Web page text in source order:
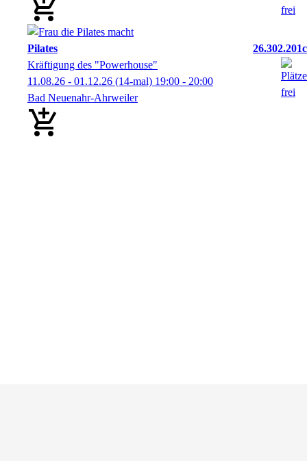
Pilates
26.302.201c
Kräftigung des "Powerhouse"
11.08.26 - 01.12.26 (14-mal) 19:00 - 20:00
Bad Neuenahr-Ahrweiler